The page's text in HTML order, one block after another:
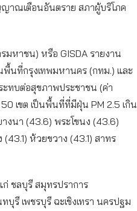
าณเตือนอันตราย สภาผู้บริโภค
มหาชน) หรือ GISDA รายงาน
พื้นที่กรุงเทพมหานคร (กทม.) และ
ะทบต่อสุขภาพประชาชน (ค่า
เขต เป็นพื้นที่ที่มีฝุ่น PM 2.5 เกิน
งนา (43.6) พระโขนง (43.6)
ห้วยขวาง (43.1) สาทร
ชลบุรี สมุทรปราการ
รี เพชรบุรี ฉะเชิงเทรา นครปฐม